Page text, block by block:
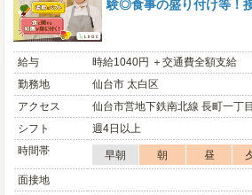
験◎食事の盛り付け等！
給与
時給1040円 ＋交通費全額支給
勤務地
仙台市 太白区
アクセス
仙台市営地下鉄南北線 長町一丁
シフト
週4日以上
時間帯
早朝 朝 昼
面接地